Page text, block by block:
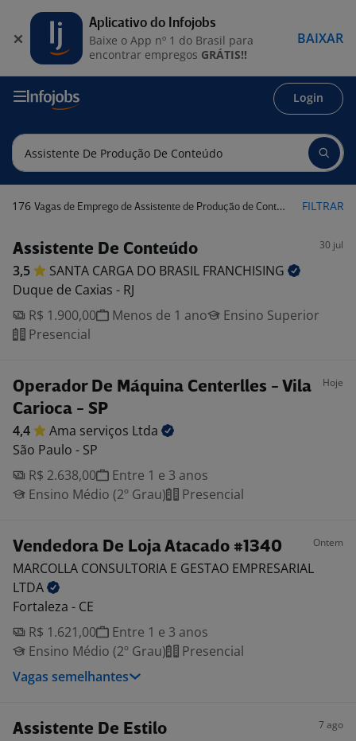
Login
176 Vagas de Emprego de Assistente de Produção de Conteúdo FILTRAR
Assistente De Conteúdo 30 jul
3,5 SANTA CARGA DO BRASIL FRANCHISING
Duque de Caxias - RJ
R$ 1.900,00
Menos de 1 ano
Ensino Superior
Presencial
Operador De Máquina Centerlles - Vila
Carioca - SP
Hoje
4,4 Ama serviços Ltda
São Paulo - SP
R$ 2.638,00
Entre 1 e 3 anos
Ensino Médio (2º Grau)
Presencial
Vendedora De Loja Atacado #1340 Ontem
MARCOLLA CONSULTORIA E GESTAO EMPRESARIAL
LTDA
Fortaleza - CE
R$ 1.621,00
Entre 1 e 3 anos
Ensino Médio (2º Grau)
Presencial
Vagas semelhantes
Assistente De Estilo 7 ago
Aplicativo do Infojobs
Baixe o App nº 1 do Brasil para
encontrar empregos GRÁTIS!!
BAIXAR